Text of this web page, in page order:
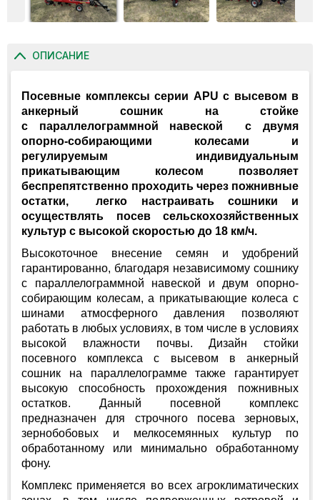
ОПИСАНИЕ
Посевные комплексы серии APU с высевом в
анкерный сошник на стойке
с параллелограммной навеской с двумя
опорно-собирающими колесами и
регулируемым индивидуальным
прикатывающим колесом позволяет
беспрепятственно проходить через пожнивные
остатки, легко настраивать сошники и
осуществлять посев сельскохозяйственных
культур с высокой скоростью до 18 км/ч.
Высокоточное внесение семян и удобрений
гарантированно, благодаря независимому сошнику
с параллелограммной навеской и двум опорно-
собирающим колесам, а прикатывающие колеса с
шинами атмосферного давления позволяют
работать в любых условиях, в том числе в условиях
высокой влажности почвы. Дизайн стойки
посевного комплекса с высевом в анкерный
сошник на параллелограмме также гарантирует
высокую способность прохождения пожнивных
остатков. Данный посевной комплекс
предназначен для строчного посева зерновых,
зернобобовых и мелкосемянных культур по
обработанному или минимально обработанному
фону.
Комплекс применяется во всех агроклиматических